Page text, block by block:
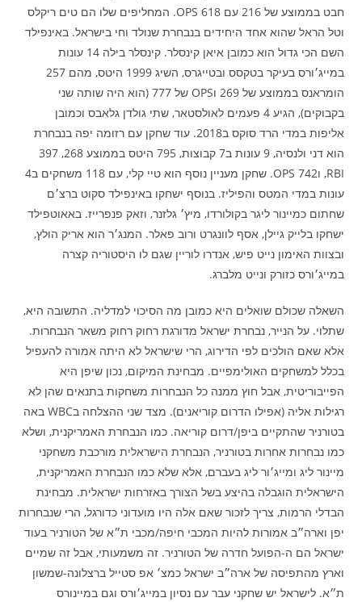
חבט בממוצע של 216 עם 618 OPS. המחליפים שלו הם טים ריקלס
וטל הראל שהוא אחד היחידים בנבחרת שנולד וחי בישראל. באינפילד
השם הכי גדול הוא כמובן איאן קינסלר. קינסלר בילה 14 עונות
במייג׳ורס בעיקר בטקסס ובטייגרס, השיג 1999 היטס, מהם 257
הומראנס בממוצע של 269 וOPS של 777 (הוא היה שותה שני
בקבוקים), הגיע 4 פעמים לאולסטאר, שתי גולדן גלאבס וכמובן
אליפות במדי הרד סוקס ב2018. עוד שחקן עם רזומה יפה בנבחרת
הוא דני ולנסיה, 9 עונות ב7 קבוצות, 795 היטס בממוצע 268, 397
RBI, ו742 OPS. שחקן מעניין נוסף הוא טיי קלי, עם 118 משחקים ב4
עונות במדי המטס והפיליז. בנוסף ישחקו באינפילד סקוט ברצ׳ם
שחתום כמיינור ליגר בקולורדו, מיץ׳ גלזנר, וזאק פנפרייז. באאוטפילד
ישחקו בלייק גיילן, אסף לוונגרט ורוב פאלר. המנג׳ר הוא אריק הולץ,
ובצוות האימון נייט פיש, אנדרו לוריין שגם לו היסטוריה קצרה
במייג׳ורס כזורק ונייט מלברג.
השאלה שכולם שואלים היא כמובן מה הסיכוי למדליה. התשובה היא,
שתלוי. על הנייר, נבחרת ישראל מדורגת רחוק רחוק משאר הנבחרות.
אלא שאם הולכים לפי הדירוג, הרי שישראל לא היתה אמורה להעפיל
בכלל למשחקים האולימפיים. מבחינת המיקום, נכון שיפן היא
הפייבוריטית, אבל חוץ ממנה כל הנבחרות משחקות בתנאים שהן לא
רגילות אליה (אפילו הדרום קוריאנים). מצד שני ההצלחה בWBC באה
בטורניר שהתקיים ביפן/דרום קוריאה. כמו הנבחרת האמריקנית, ושלא
כמו נבחרות אחרות בטורניר, הנבחרת הישראלית מורכבת משחקני
מיינור ליג ומייג׳ור ליג בעברם, אלא שלא כמו הנבחרת האמריקנית,
הישראלית הוגבלה בהיצע בשל הצורך באזרחות ישראלית. מבחינת
הבדלי הרמות, צריך לזכור שאם אלה היו מועדוני כדורגל, הרי שנבחרות
יפן וארה״ב אמורות להיות המכבי חיפה/מכבי ת״א של הטורניר בעוד
ישראל הם ה-הפועל חדרה של הטורניר. זה משמעותי, אבל זה שמיים
וארץ מהתפיסה של ארה״ב ישראל כמצ׳ אפ סטייל ברצלונה-שמשון
ת״א. לישראל יש שחקני עבר עם נסיון במייג׳ורס וגם במיינורס